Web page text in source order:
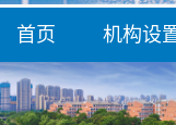
首页 机构设